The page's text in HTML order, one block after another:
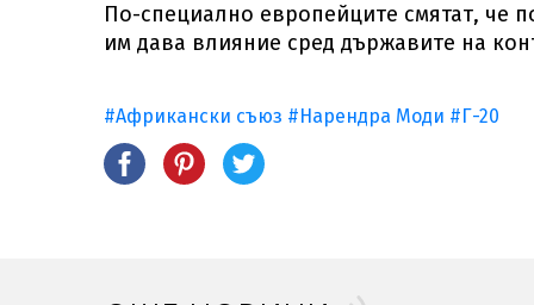
По-специално европейците смятат, че
им дава влияние сред държавите на
#Африкански съюз #Нарендра Моди #Г-20